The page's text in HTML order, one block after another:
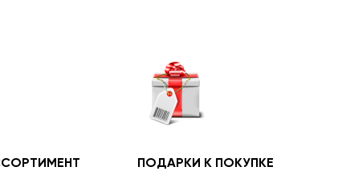
ПОДАРКИ К ПОКУПКЕ